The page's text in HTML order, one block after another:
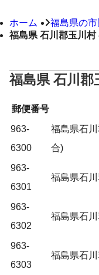
ホーム
福島県の
福島県 石川郡玉川
福島県 石川郡
郵便番号
963-
6300
福島県石
合)
963-
6301
福島県石
963-
6302
福島県石
963-
6303
福島県石